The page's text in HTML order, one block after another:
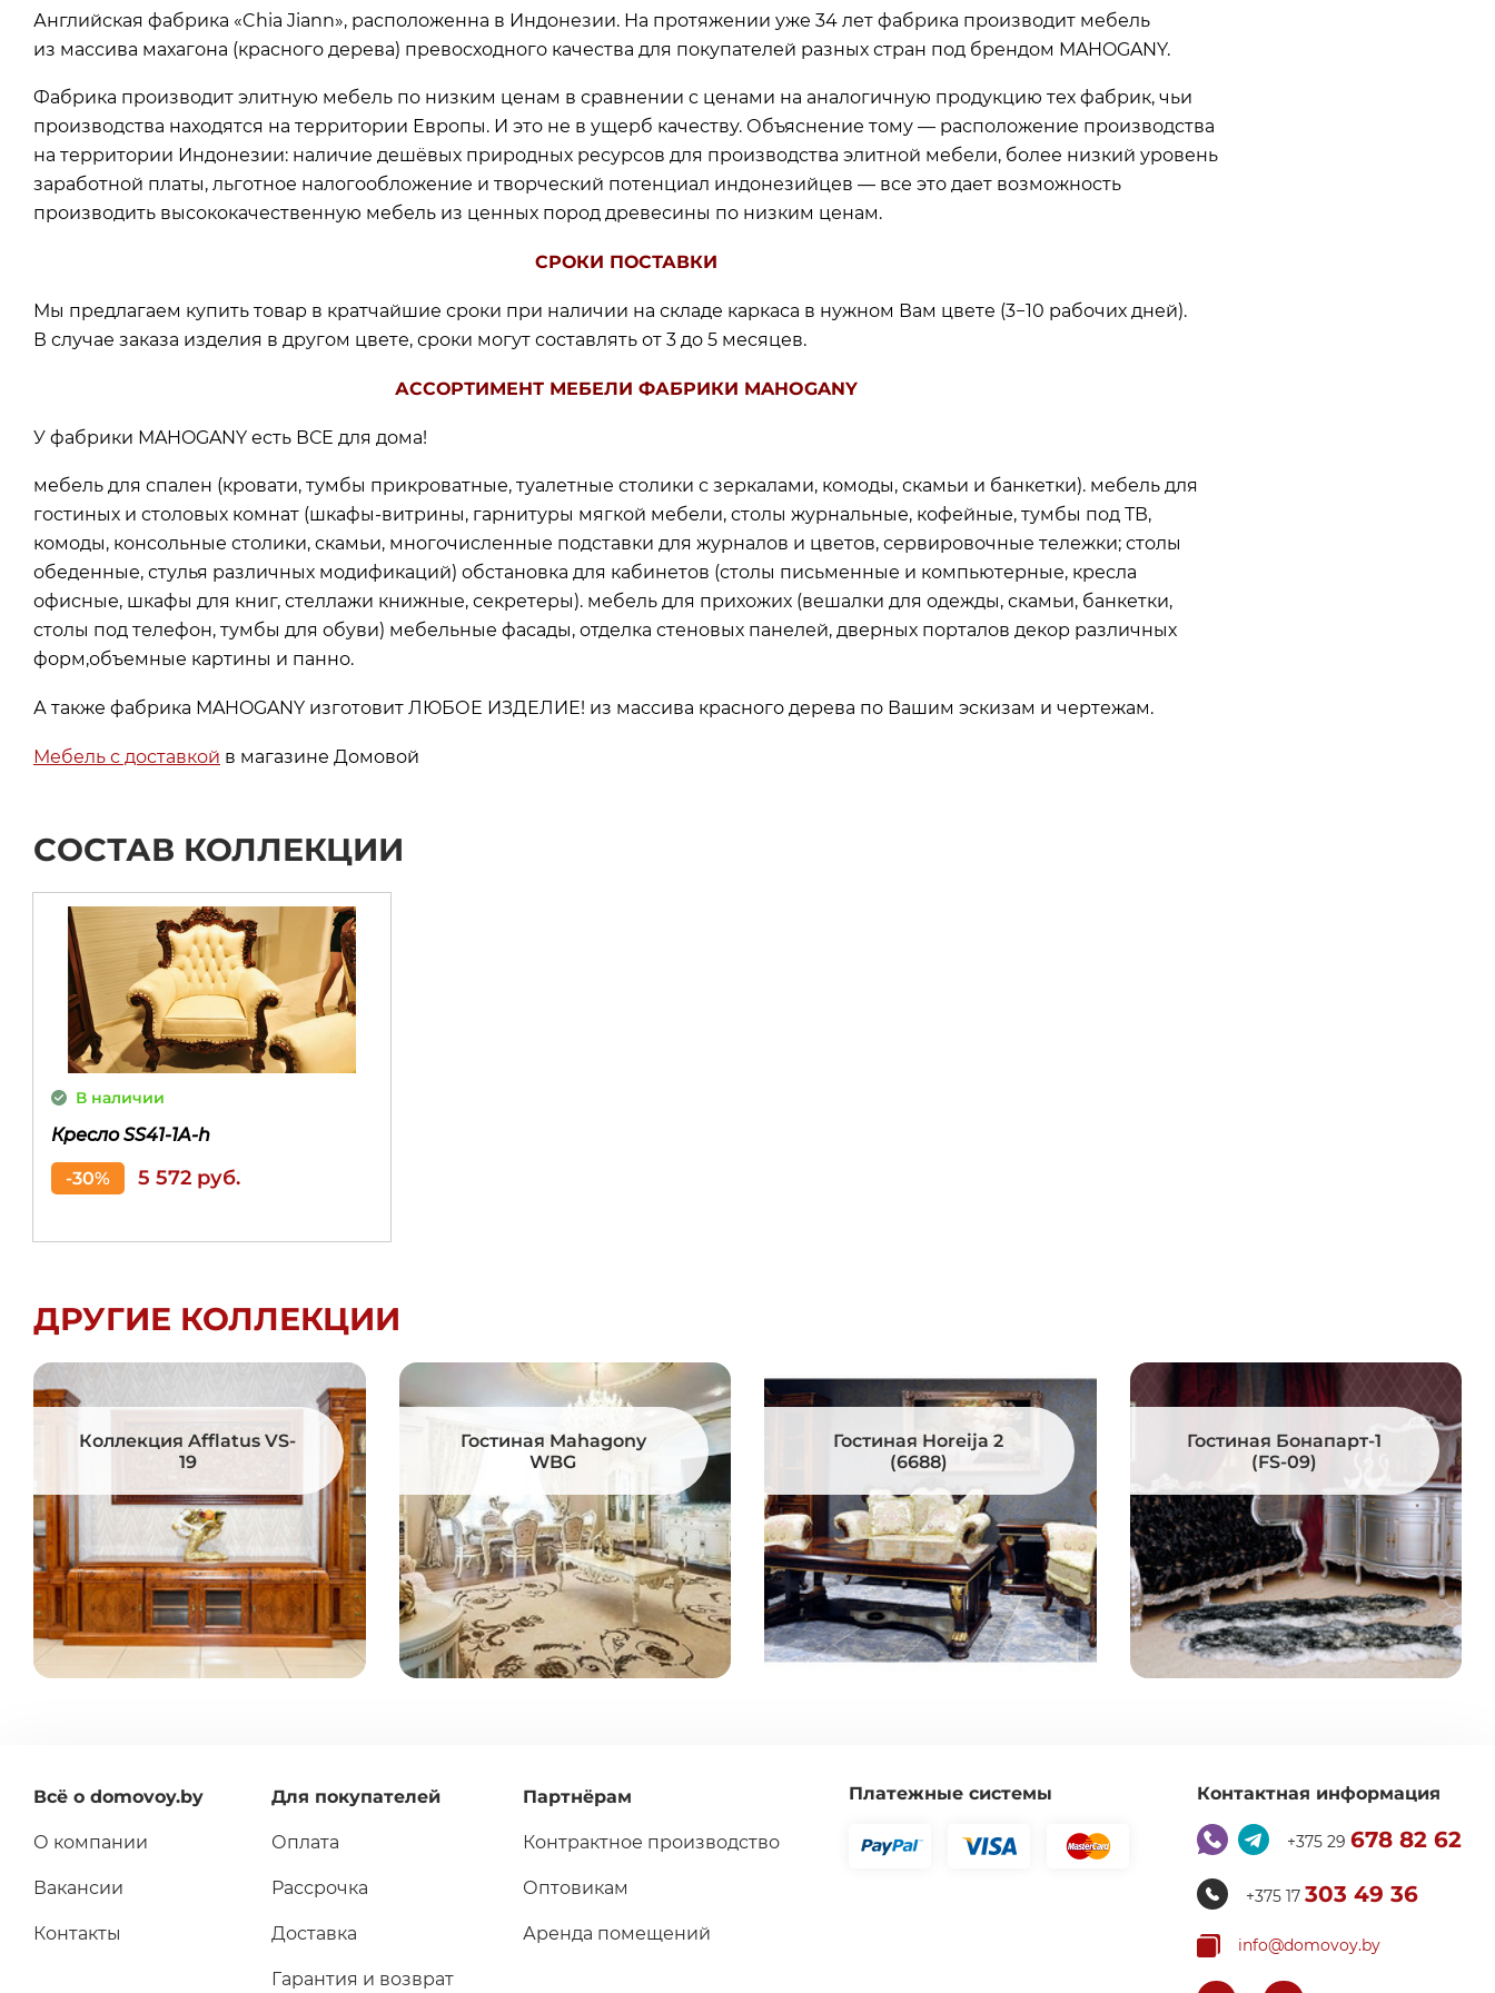
Английская фабрика «Chia Jiann», расположенна в Индонезии. На протяжении уже 34 лет фабрика производит мебель
из массива махагона (красного дерева) превосходного качества для покупателей разных стран под брендом MAHOGANY.
Фабрика производит элитную мебель по низким ценам в сравнении c ценами на аналогичную продукцию тех фабрик, чьи
производства находятся на территории Европы. И это не в ущерб качеству. Объяснение тому — расположение производства
на территории Индонезии: наличие дешёвых природных ресурсов для производства элитной мебели, более низкий уровень
заработной платы, льготное налогообложение и творческий потенциал индонезийцев — все это дает возможность
производить высококачественную мебель из ценных пород древесины по низким ценам.
СРОКИ ПОСТАВКИ
Мы предлагаем купить товар в кратчайшие сроки при наличии на складе каркаса в нужном Вам цвете (3−10 рабочих дней).
В случае заказа изделия в другом цвете, сроки могут составлять от 3 до 5 месяцев.
АССОРТИМЕНТ МЕБЕЛИ ФАБРИКИ MAHOGANY
У фабрики MAHOGANY есть ВСЕ для дома!
мебель для спален (кровати, тумбы прикроватные, туалетные столики с зеркалами, комоды, скамьи и банкетки). мебель для
гостиных и столовых комнат (шкафы-витрины, гарнитуры мягкой мебели, столы журнальные, кофейные, тумбы под ТВ,
комоды, консольные столики, скамьи, многочисленные подставки для журналов и цветов, сервировочные тележки; столы
обеденные, стулья различных модификаций) обстановка для кабинетов (столы письменные и компьютерные, кресла
офисные, шкафы для книг, стеллажи книжные, секретеры). мебель для прихожих (вешалки для одежды, скамьи, банкетки,
столы под телефон, тумбы для обуви) мебельные фасады, отделка стеновых панелей, дверных порталов декор различных
форм,объемные картины и панно.
А также фабрика MAHOGANY изготовит ЛЮБОЕ ИЗДЕЛИЕ! из массива красного дерева по Вашим эскизам и чертежам.
Мебель с доставкой в магазине Домовой
СОСТАВ КОЛЛЕКЦИИ
В наличии
Кресло SS41-1A-h
-30% 5 572 руб.
970 мм
1040 мм
1110 мм
быстрая
покупка
избранное сравнение
ДРУГИЕ КОЛЛЕКЦИИ
Коллекция Afflatus VS-
19
Гостиная Mahagony
WBG
Гостиная Horeija 2
(6688)
Гостиная Бонапарт-1
(FS-09)
Всё о domovoy.by
О компании
Вакансии
Контакты
Для покупателей
Оплата
Рассрочка
Доставка
Гарантия и возврат
Партнёрам
Контрактное производство
Оптовикам
Аренда помещений
Платежные системы Контактная информация
+375 29 678 82 62
+375 17 303 49 36
info@domovoy.by